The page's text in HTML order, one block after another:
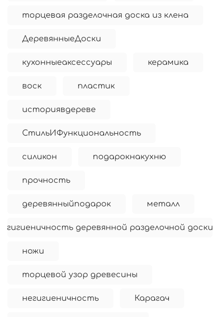
торцевая разделочная доска из клена
ДеревянныеДоски
кухонныеаксессуары керамика
воск пластик
историявдереве
СтильИФункциональность
силикон подарокнакухню
прочность
деревянныйподарок металл
гигиеничность деревянной разделочной доски
ножи
торцевой узор древесины
негигиеничность Карагач